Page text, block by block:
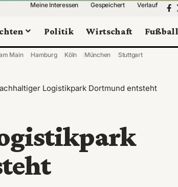
Meine Interessen Gespeichert Verlauf
Politik Wirtschaft Fußball
Main Hamburg Köln München Stuttgart
Logistikpark Dortmund entsteht